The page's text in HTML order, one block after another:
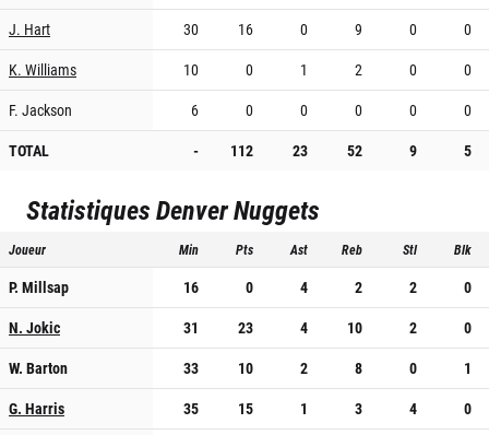
J. Hart
30 16 0 9 0
0
K. Williams
10 0 1 2 0
0
F. Jackson
6 0 0 0 0
0
TOTAL
- 112 23 52 9 5
StatistiquesDenver Nuggets
Joueur Min Pts Ast Reb Stl Blk
P. Millsap 16 0 4 2 2
0
N. Jokic
31 23 4 10 2
0
W. Barton
33 10 2 8 0
1
G. Harris
35 15 1 3 4
0